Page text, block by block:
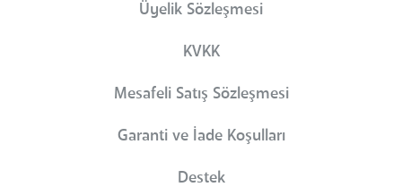
Üyelik Sözleşmesi
KVKK
Mesafeli Satış Sözleşmesi
Garanti ve İade Koşulları
Destek